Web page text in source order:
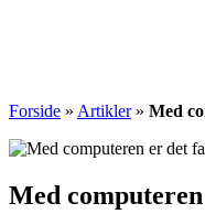
Forside » Artikler» Med
Med